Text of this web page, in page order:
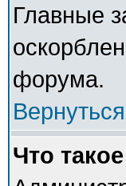
Главные
форума.
Что